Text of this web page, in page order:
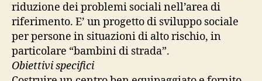
riduzione dei problemi sociali nell’area di
riferimento. E’ un progetto di sviluppo sociale
per persone in situazioni di alto rischio, in
particolare “bambini di strada”.
Obiettivi specifici